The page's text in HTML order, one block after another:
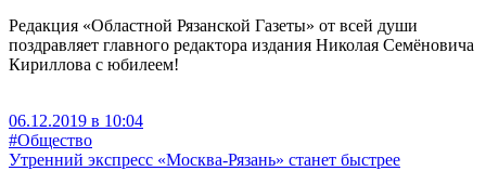
Редакция «Областной Рязанской Газеты» от всей души
поздравляет главного редактора издания Николая Семёновича
Кириллова с юбилеем!
06.12.2019 в 10:04
#Общество
Утренний экспресс «Москва-Рязань» станет быстрее